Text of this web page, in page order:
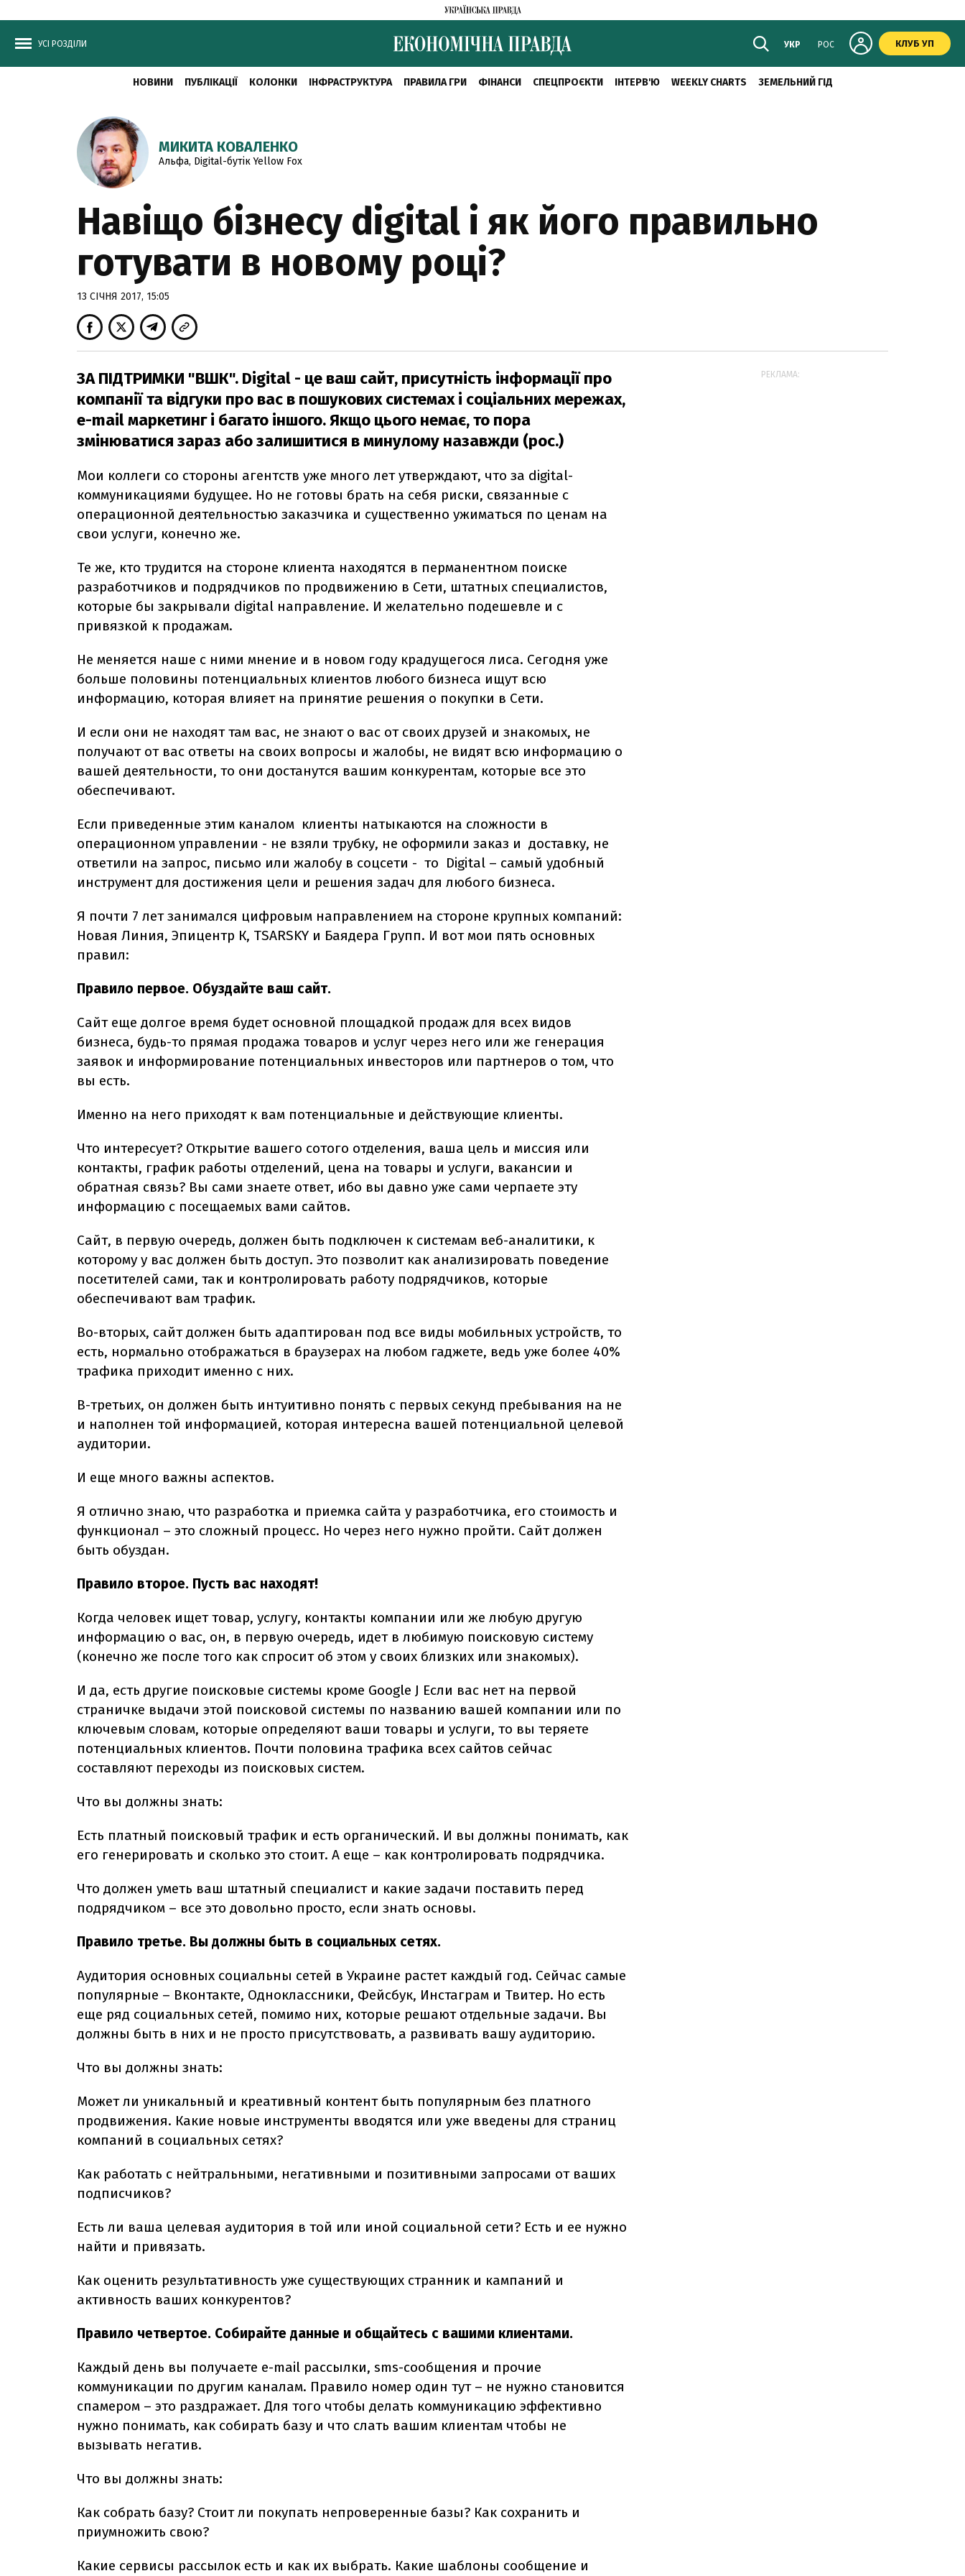
УСІ РОЗДІЛИ УКР РОС КЛУБ УП
НОВИНИ ПУБЛІКАЦІЇ КОЛОНКИ ІНФРАСТРУКТУРА ПРАВИЛА ГРИ ФІНАНСИ СПЕЦПРОЄКТИ ІНТЕРВ'Ю WEEKLY CHARTS ЗЕМЕЛЬНИЙ ГІД
МИКИТА КОВАЛЕНКО
Альфа, Digital-бутік Yellow Fox
Навіщо бізнесу digital і як його правильно
готувати в новому році?
13 СІЧНЯ 2017, 15:05
ЗА ПІДТРИМКИ "ВШК". Digital - це ваш сайт, присутність інформації про
компанії та відгуки про вас в пошукових системах і соціальних мережах,
e-mail маркетинг і багато іншого. Якщо цього немає, то пора
змінюватися зараз або залишитися в минулому назавжди (рос.)
Мои коллеги со стороны агентств уже много лет утверждают, что за digital-
коммуникациями будущее. Но не готовы брать на себя риски, связанные с
операционной деятельностью заказчика и существенно ужиматься по ценам на
свои услуги, конечно же.
Те же, кто трудится на стороне клиента находятся в перманентном поиске
разработчиков и подрядчиков по продвижению в Сети, штатных специалистов,
которые бы закрывали digital направление. И желательно подешевле и с
привязкой к продажам.
Не меняется наше с ними мнение и в новом году крадущегося лиса. Сегодня уже
больше половины потенциальных клиентов любого бизнеса ищут всю
информацию, которая влияет на принятие решения о покупки в Сети.
И если они не находят там вас, не знают о вас от своих друзей и знакомых, не
получают от вас ответы на своих вопросы и жалобы, не видят всю информацию о
вашей деятельности, то они достанутся вашим конкурентам, которые все это
обеспечивают.
Если приведенные этим каналом клиенты натыкаются на сложности в
операционном управлении - не взяли трубку, не оформили заказ и доставку, не
ответили на запрос, письмо или жалобу в соцсети - то Digital – самый удобный
инструмент для достижения цели и решения задач для любого бизнеса.
Я почти 7 лет занимался цифровым направлением на стороне крупных компаний:
Новая Линия, Эпицентр К, TSARSKY и Баядера Групп. И вот мои пять основных
правил:
Правило первое. Обуздайте ваш сайт.
Сайт еще долгое время будет основной площадкой продаж для всех видов
бизнеса, будь-то прямая продажа товаров и услуг через него или же генерация
заявок и информирование потенциальных инвесторов или партнеров о том, что
вы есть.
Именно на него приходят к вам потенциальные и действующие клиенты.
Что интересует? Открытие вашего сотого отделения, ваша цель и миссия или
контакты, график работы отделений, цена на товары и услуги, вакансии и
обратная связь? Вы сами знаете ответ, ибо вы давно уже сами черпаете эту
информацию с посещаемых вами сайтов.
Сайт, в первую очередь, должен быть подключен к системам веб-аналитики, к
которому у вас должен быть доступ. Это позволит как анализировать поведение
посетителей сами, так и контролировать работу подрядчиков, которые
обеспечивают вам трафик.
Во-вторых, сайт должен быть адаптирован под все виды мобильных устройств, то
есть, нормально отображаться в браузерах на любом гаджете, ведь уже более 40%
трафика приходит именно с них.
В-третьих, он должен быть интуитивно понять с первых секунд пребывания на не
и наполнен той информацией, которая интересна вашей потенциальной целевой
аудитории.
И еще много важны аспектов.
Я отлично знаю, что разработка и приемка сайта у разработчика, его стоимость и
функционал – это сложный процесс. Но через него нужно пройти. Сайт должен
быть обуздан.
Правило второе. Пусть вас находят!
Когда человек ищет товар, услугу, контакты компании или же любую другую
информацию о вас, он, в первую очередь, идет в любимую поисковую систему
(конечно же после того как спросит об этом у своих близких или знакомых).
И да, есть другие поисковые системы кроме Google J Если вас нет на первой
страничке выдачи этой поисковой системы по названию вашей компании или по
ключевым словам, которые определяют ваши товары и услуги, то вы теряете
потенциальных клиентов. Почти половина трафика всех сайтов сейчас
составляют переходы из поисковых систем.
Что вы должны знать:
Есть платный поисковый трафик и есть органический. И вы должны понимать, как
его генерировать и сколько это стоит. А еще – как контролировать подрядчика.
Что должен уметь ваш штатный специалист и какие задачи поставить перед
подрядчиком – все это довольно просто, если знать основы.
Правило третье. Вы должны быть в социальных сетях.
Аудитория основных социальны сетей в Украине растет каждый год. Сейчас самые
популярные – Вконтакте, Одноклассники, Фейсбук, Инстаграм и Твитер. Но есть
еще ряд социальных сетей, помимо них, которые решают отдельные задачи. Вы
должны быть в них и не просто присутствовать, а развивать вашу аудиторию.
Что вы должны знать:
Может ли уникальный и креативный контент быть популярным без платного
продвижения. Какие новые инструменты вводятся или уже введены для страниц
компаний в социальных сетях?
Как работать с нейтральными, негативными и позитивными запросами от ваших
подписчиков?
Есть ли ваша целевая аудитория в той или иной социальной сети? Есть и ее нужно
найти и привязать.
Как оценить результативность уже существующих странник и кампаний и
активность ваших конкурентов?
Правило четвертое. Собирайте данные и общайтесь с вашими клиентами.
Каждый день вы получаете e-mail рассылки, sms-сообщения и прочие
коммуникации по другим каналам. Правило номер один тут – не нужно становится
спамером – это раздражает. Для того чтобы делать коммуникацию эффективно
нужно понимать, как собирать базу и что слать вашим клиентам чтобы не
вызывать негатив.
Что вы должны знать:
Как собрать базу? Стоит ли покупать непроверенные базы? Как сохранить и
приумножить свою?
Какие сервисы рассылок есть и как их выбрать. Какие шаблоны сообщение и
РЕКЛАМА: